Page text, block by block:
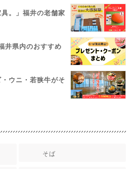
具。」福井の老舗家
井県内のおすすめ
・ウニ・若狭牛がそ
そば